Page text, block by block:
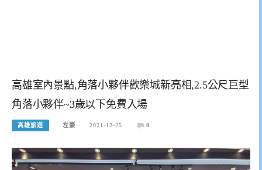
高雄室內景點,角落小夥伴歡樂城新亮相,2.5公尺巨型
角落小夥伴~3歲以下免費入場
高雄旅遊 左豪 2021-12-25 0